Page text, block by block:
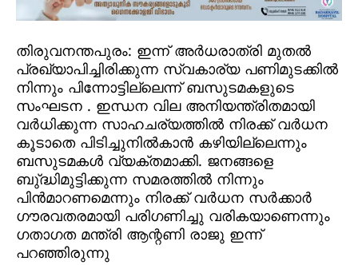
തിരുവനന്തപുരം: ഇന്ന് അര്‍ധരാത്രി മുതല്‍
പ്രഖ്യാപിച്ചിരിക്കുന്ന സ്വകാര്യ പണിമുടക്കില്‍
നിന്നും പിന്നോട്ടില്ലെന്ന് ബസുടമകളുടെ
സംഘടന . ഇന്ധന വില അനിയന്ത്രിതമായി
വര്‍ധിക്കുന്ന സാഹചര്യത്തില്‍ നിരക്ക് വര്‍ധന
കൂടാതെ പിടിച്ചുനില്‍കാന്‍ കഴിയില്ലെന്നും
ബസുടമകള്‍ വ്യക്തമാക്കി. ജനങ്ങളെ
ബു്ദ്ധിമുട്ടിക്കുന്ന സമരത്തില്‍ നിന്നും
പിന്‍മാറണമെന്നും നിരക്ക് വര്‍ധന സര്‍ക്കാര്‍
ഗൗരവതരമായി പരിഗണിച്ചു വരികയാണെന്നും
ഗതാഗത മന്ത്രി ആന്റണി രാജു ഇന്ന്
പറഞ്ഞിരുന്നു